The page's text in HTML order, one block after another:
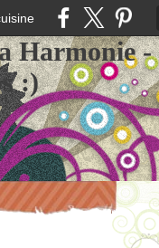
Harmonie -
:)